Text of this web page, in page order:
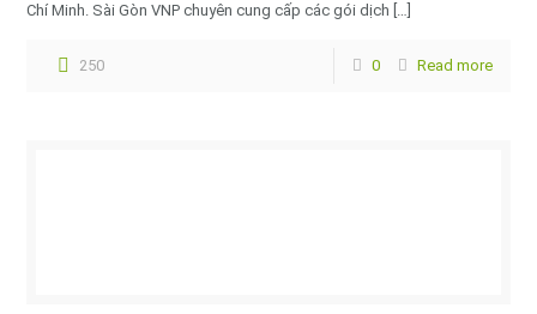
Chí Minh. Sài Gòn VNP chuyên cung cấp các gói dịch […]
250 0 Read more